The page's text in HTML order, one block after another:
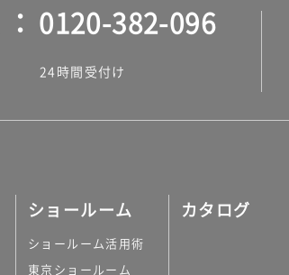
0120-382-096
24時間受付け
ショールーム
ショールーム活用術
東京ショールーム
カタログ